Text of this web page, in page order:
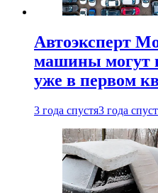
Автоэксперт
машины могут
уже в первом
3 года спустя3 года